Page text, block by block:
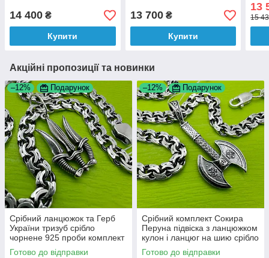
набiр
14 400 ₴
Купити
13 700₴
Купити
13
15
Акційні пропозиції та новинки
–12% Подарунок
Срібний ланцюжок та Герб
України тризуб срібло
чорнене 925 проби комплект
Готово до відправки
–12% Подарунок
Срібний комплект Сокира
Перуна підвіска з ланцюжком
кулон і ланцюг на шию срібло
925 проби
Готово до відправки